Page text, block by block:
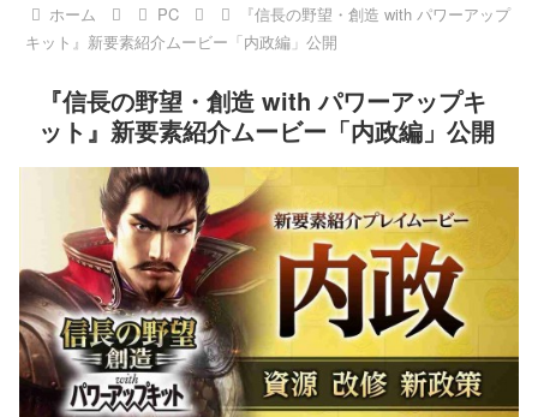
ホーム PC
『信長の野望・創造 with パワーアップ
キット』新要素紹介ムービー「内政編」公開
『信長の野望・創造 with パワーアップキ
ット』新要素紹介ムービー「内政編」公開